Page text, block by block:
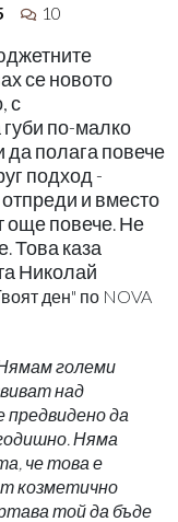
10
се новото
с
по-малко
полага повече
подход -
и вместо
още повече. Не
Това каза
Николай
ден" по NOVA
големи
над
да
Няма
че това е
козметично
той да бъде